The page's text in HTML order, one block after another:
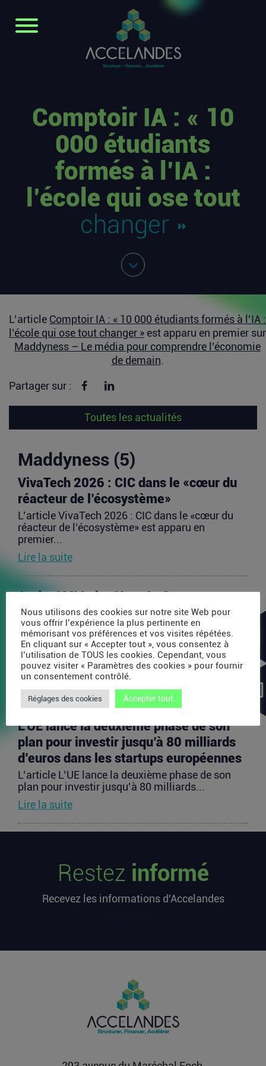
Comptoir IA : « 10
000 étudiants
formés à l’IA :
l’école qui ose tout
changer »
L’article Comptoir IA : « 10 000 étudiants formés à l’IA :
l’école qui ose tout changer » est apparu en premier sur
Maddyness – Le média pour comprendre l’économie
de demain.
Partager sur : Partager sur Facebook
Toutes les actualités
Maddyness (5)
VivaTech 2026 : CIC dans le «cœur du
réacteur de l’écosystème»
L’article VivaTech 2026 : CIC dans le «cœur du
réacteur de l’écosystème» est apparu en
premier...
Lire la suite
Après AMI Labs, Yann LeCun veut
lancer un fonds de 200 millions d’euros
dédié à l’IA
L’article Après AMI Labs, Yann LeCun veut lancer
un fonds de 200 millions d’euros dédié à l’IA
est...
Lire la suite
L’UE lance la deuxième phase de son
plan pour investir jusqu’à 80 milliards
d’euros dans les startups européennes
L’article L’UE lance la deuxième phase de son
plan pour investir jusqu’à 80 milliards...
Lire la suite
millions d’euros cette semaine
L’article Les startups françaises ont levé 113
premier sur...
chez OpenAI pour se soigner
L’article Après une pause de 3 mois, la Française
Fidji Simo quitte son poste chez OpenAI pour se
Restez informé
Recevez les informations d'Accelandes
Nous utilisons des cookies sur notre site Web pour
vous offrir l’expérience la plus pertinente en
mémorisant vos préférences et vos visites répétées.
En cliquant sur « Accepter tout », vous consentez à
l’utilisation de TOUS les cookies. Cependant, vous
pouvez visiter « Paramètres des cookies » pour fournir
un consentement contrôlé.
Réglages des cookies Accepter tout